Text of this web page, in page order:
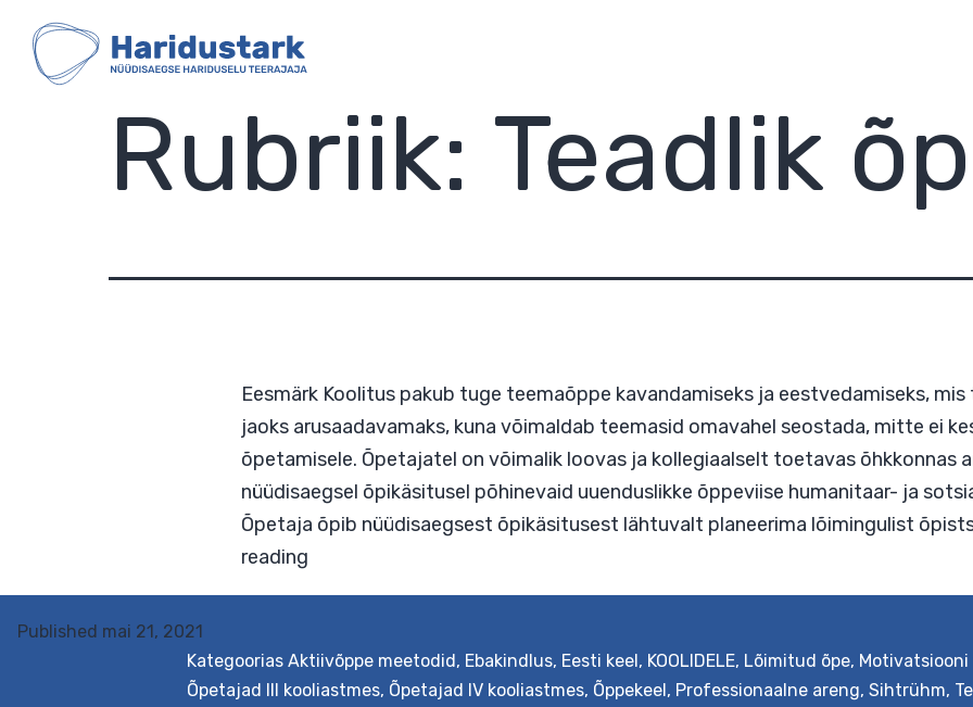
content
HARIDUSTARK
Rubriik: Teadlik
Eesmärk Koolitus pakub tuge teemaõppe kavandamiseks ja
jaoks arusaadavamaks, kuna võimaldab teemasid omavahel seostada,
õpetamisele. Õpetajatel on võimalik loovas ja kollegiaalselt toetavas
nüüdisaegsel õpikäsitusel põhinevaid uuenduslikke õppeviise
õpistsenaariumite
loomine
Published mai 21, 2021
Kategoorias Aktiivõppe meetodid, Ebakindlus, Eesti keel, KOOLIDELE, Lõimitud õpe,
Õpetajad III kooliastmes, Õpetajad IV kooliastmes, Õppekeel, Professionaalne areng, Sihtrühm,